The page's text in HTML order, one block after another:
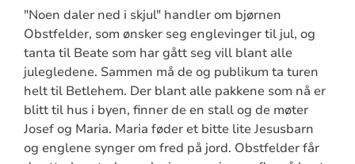
"Noen daler ned i skjul" handler om bjørnen
Obstfelder, som ønsker seg englevinger til jul, og
tanta til Beate som har gått seg vill blant alle
julegledene. Sammen må de og publikum ta turen
helt til Betlehem. Der blant alle pakkene som nå er
blitt til hus i byen, finner de en stall og de møter
Josef og Maria. Maria føder et bitte lite Jesusbarn
og englene synger om fred på jord. Obstfelder får